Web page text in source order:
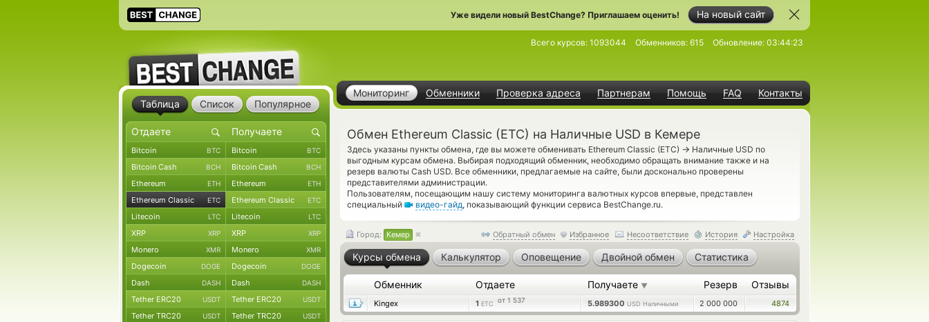
На новый сайт
Уже видели новый BestChange? Приглашаем оценить!
Мониторинг Обменники Проверка адреса Партнерам Помощь FAQ Контакты
Всего курсов: 1093044 Обменников: 615 Обновление: 03:44:23
Обмен Ethereum Classic (ETC) на Наличные USD в Кемере
Здесь указаны пункты обмена, где вы можете обменивать Ethereum Classic (ETC) → Наличные USD по
выгодным курсам обмена. Выбирая подходящий обменник, необходимо обращать внимание также и на
резерв валюты Cash USD. Все обменники, предлагаемые на сайте, были досконально проверены
представителями администрации.
Пользователям, посещающим нашу систему мониторинга валютных курсов впервые, представлен
специальный
видео-гайд, показывающий функции сервиса BestChange.ru.
Обратный обмен Избранное Несоответствие История Настройка
Город: Кемер
Курсы обмена Калькулятор Оповещение Двойной обмен Статистика
Обменник Отдаете Получаете ▼ Резерв Отзывы
Kingex 1 ETC от 1 537 5.989300 USD Наличными 2 000 000 4874
Таблица Список Популярное
Bitcoin BTC Bitcoin BTC
Bitcoin Cash BCH Bitcoin Cash BCH
Ethereum ETH Ethereum ETH
Ethereum Classic ETC Ethereum Classic ETC
Litecoin LTC Litecoin LTC
XRP XRP XRP XRP
Monero XMR Monero XMR
Dogecoin DOGE Dogecoin DOGE
Dash DASH Dash DASH
Tether ERC20 USDT Tether ERC20 USDT
Tether TRC20 USDT Tether TRC20 USDT